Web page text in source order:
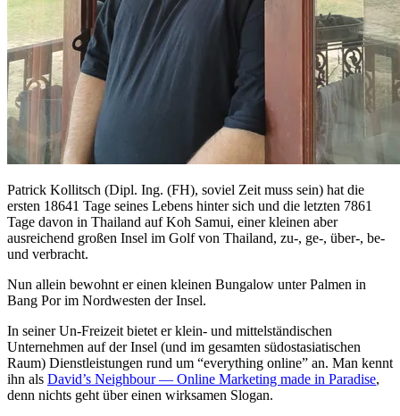
Patrick Kollitsch (Dipl. Ing. (FH), soviel Zeit muss sein) hat die
ersten 18641 Tage seines Lebens hinter sich und die letzten 7861
Tage davon in Thailand auf Koh Samui, einer kleinen aber
ausreichend großen Insel im Golf von Thailand, zu-, ge-, über-, be-
und verbracht.
Nun allein bewohnt er einen kleinen Bungalow unter Palmen in
Bang Por im Nordwesten der Insel.
In seiner Un-Freizeit bietet er klein- und mittelständischen
Unternehmen auf der Insel (und im gesamten südostasiatischen
Raum) Dienstleistungen rund um “everything online” an. Man kennt
ihn als David’s Neighbour — Online Marketing made in Paradise,
denn nichts geht über einen wirksamen Slogan.